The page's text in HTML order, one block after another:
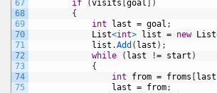
67
68
69
70
71
72
73
74
75
if
(visits goal
)
{
int
last = goal ;
List<int> list = new List
list .Add ( last ) ;
while
( last != start )
{
int
from = froms last
last = from;